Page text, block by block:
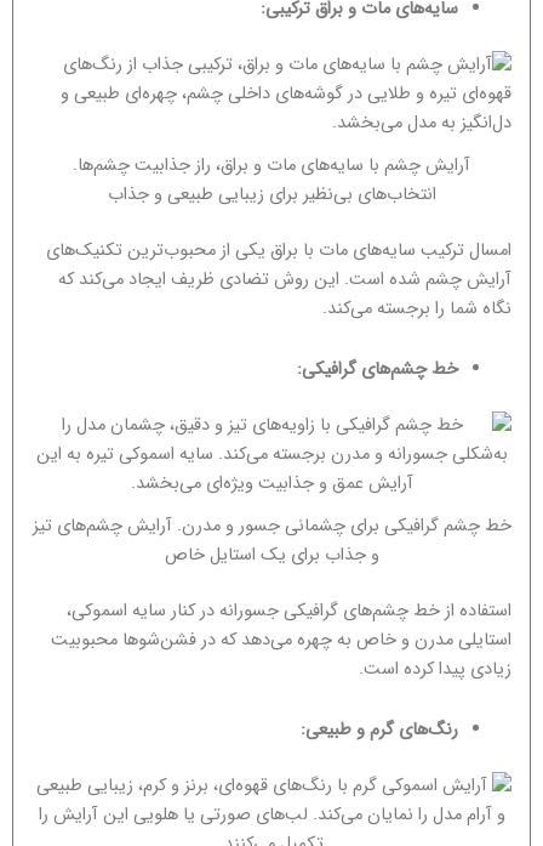
سایه‌های مات و براق ترکیبی:
آرایش چشم با سایه‌های مات و براق، راز جذابیت چشم‌ها.
انتخاب‌های بی‌نظیر برای زیبایی طبیعی و جذاب
امسال ترکیب سایه‌های مات با براق یکی از محبوب‌ترین تکنیک‌های
آرایش چشم شده است. این روش تضادی ظریف ایجاد می‌کند که
نگاه شما را برجسته می‌کند.
خط چشم‌های گرافیکی:
خط چشم گرافیکی برای چشمانی جسور و مدرن. آرایش چشم‌های تیز
و جذاب برای یک استایل خاص
استفاده از خط چشم‌های گرافیکی جسورانه در کنار سایه اسموکی،
استایلی مدرن و خاص به چهره می‌دهد که در فشن‌شوها محبوبیت
زیادی پیدا کرده است.
رنگ‌های گرم و طبیعی: